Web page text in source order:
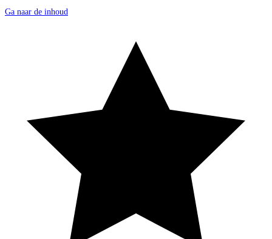
Ga naar de inhoud